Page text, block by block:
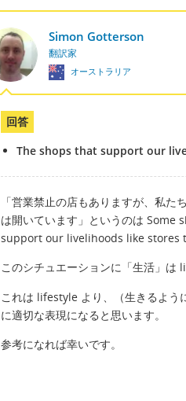
Simon Gotterson
翻訳家
オーストラリア
回答
The shops that support our
「営業禁止の店もありますが、私た
は開いています」というのは
support our livelihoods like stores
このシチュエーションに「生活」は
これは lifestyle より、（生きるよう
に適切な表現になると思います。
参考になれば幸いです。